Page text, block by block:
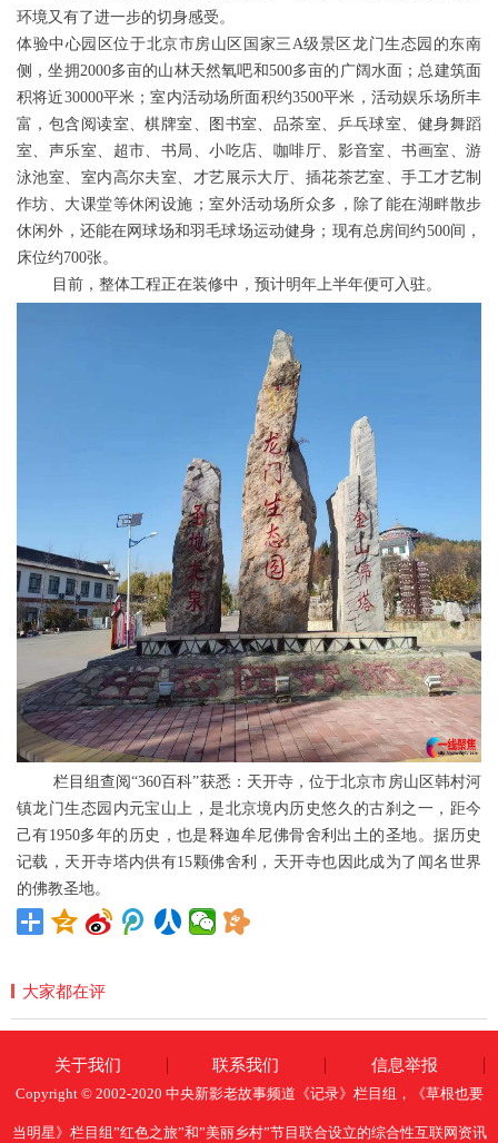
环境又有了进一步的切身感受。
体验中心园区位于北京市房山区国家三A级景区龙门生态园的东南
侧，坐拥2000多亩的山林天然氧吧和500多亩的广阔水面；总建筑面
积将近30000平米；室内活动场所面积约3500平米，活动娱乐场所丰
富，包含阅读室、棋牌室、图书室、品茶室、乒乓球室、健身舞蹈
室、声乐室、超市、书局、小吃店、咖啡厅、影音室、书画室、游
泳池室、室内高尔夫室、才艺展示大厅、插花茶艺室、手工才艺制
作坊、大课堂等休闲设施；室外活动场所众多，除了能在湖畔散步
休闲外，还能在网球场和羽毛球场运动健身；现有总房间约500间，
床位约700张。
目前，整体工程正在装修中，预计明年上半年便可入驻。
栏目组查阅“360百科”获悉：天开寺，位于北京市房山区韩村河
镇龙门生态园内元宝山上，是北京境内历史悠久的古刹之一，距今
己有1950多年的历史，也是释迦牟尼佛骨舍利出土的圣地。据历史
记载，天开寺塔内供有15颗佛舍利，天开寺也因此成为了闻名世界
的佛教圣地。
大家都在评
关于我们 联系我们 信息举报
Copyright © 2002-2020 中央新影老故事频道《记录》栏目组，《草根也要
当明星》栏目组”红色之旅”和”美丽乡村”节目联合设立的综合性互联网资讯